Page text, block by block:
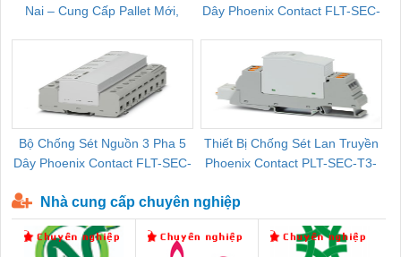
Nai – Cung Cấp Pallet Mới,
Dây Phoenix Contact FLT-SEC-
Bộ Chống Sét Nguồn 3 Pha 5
Dây Phoenix Contact FLT-SEC-
Thiết Bị Chống Sét Lan Truyền
Phoenix Contact PLT-SEC-T3-
Nhà cung cấp chuyên nghiệp